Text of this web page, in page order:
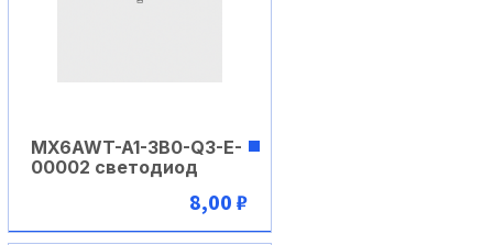
MX6AWT-A1-3B0-Q3-E-
00002 светодиод
8,00 ₽